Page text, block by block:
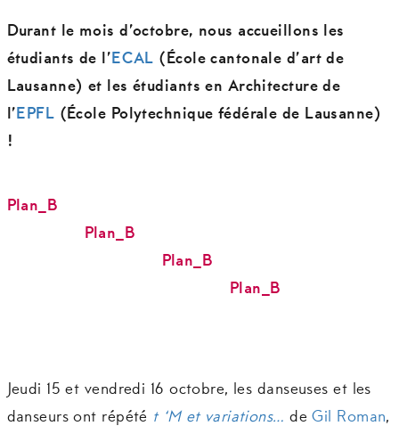
Durant le mois d’octobre, nous accueillons les
étudiants de l’ECAL (École cantonale d’art de
Lausanne) et les étudiants en Architecture de
l’EPFL (École Polytechnique fédérale de Lausanne)
!
Plan_B
Plan_B
Plan_B
Plan_B
Jeudi 15 et vendredi 16 octobre, les danseuses et les
danseurs ont répété t ‘M et variations… deGil Roman,